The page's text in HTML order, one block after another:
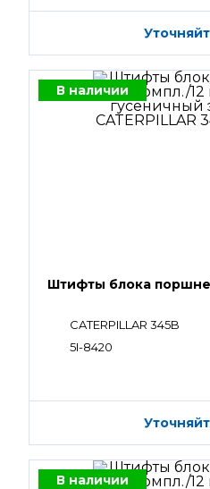
В наличии
Штифты блока
CATERPILLAR 345B
5I-8420
В наличии